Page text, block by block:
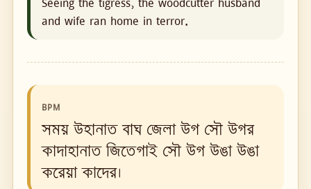
and wife ran home in terror.
BPM
সময় উহানাত বাঘ জেলা উগ সৌ উগর
কাদাহানাত জিতেগাই সৌ উগ উঙা উঙা
করেয়া কাদের।